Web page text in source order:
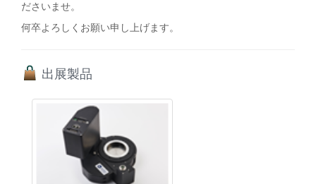
ださいませ。
何卒よろしくお願い申し上げます。
出展製品